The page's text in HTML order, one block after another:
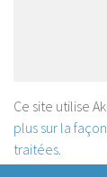
Ce site utilise
plus sur la
traitées